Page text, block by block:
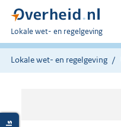
U
bent
hier:
Lokale wet- en regelgeving
Lokale wet- en regelgeving